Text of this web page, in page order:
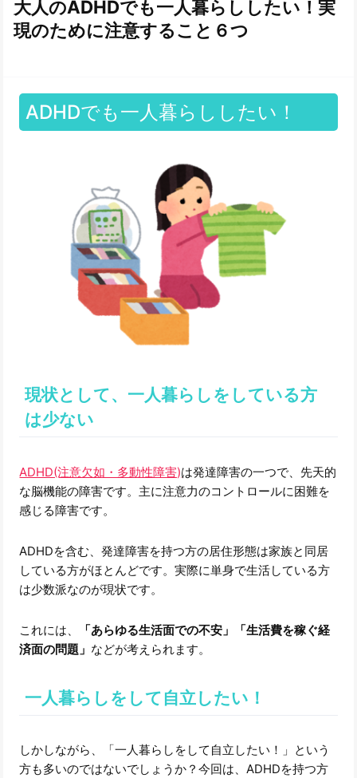
大人のADHDでも一人暮らししたい！実
現のために注意すること６つ
ADHDでも一人暮らししたい！
現状として、一人暮らしをしている方
は少ない
ADHD(注意欠如・多動性障害)は発達障害の一つで、先天的
な脳機能の障害です。主に注意力のコントロールに困難を
感じる障害です。
ADHDを含む、発達障害を持つ方の居住形態は家族と同居
している方がほとんどです。実際に単身で生活している方
は少数派なのが現状です。
これには、
「あらゆる生活面での不安」「生活費を稼ぐ経
済面の問題」 などが考えられます。
一人暮らしをして自立したい！
しかしながら、「一人暮らしをして自立したい！」という
方も多いのではないでしょうか？今回は、ADHDを持つ方